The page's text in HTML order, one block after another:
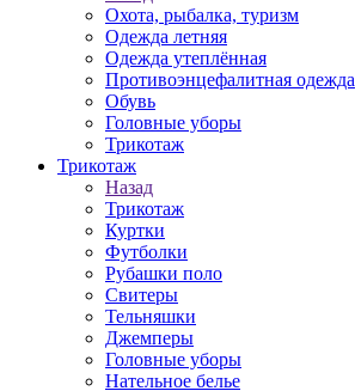
Охота, рыбалка, туризм
Одежда летняя
Одежда утеплённая
Противоэнцефалитная одежда
Обувь
Головные уборы
Трикотаж
Трикотаж
Назад
Трикотаж
Куртки
Футболки
Рубашки поло
Свитеры
Тельняшки
Джемперы
Головные уборы
Нательное белье